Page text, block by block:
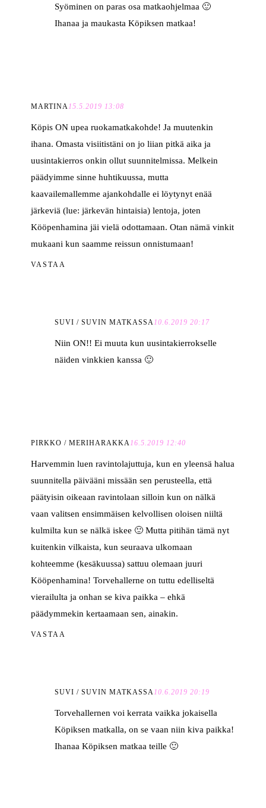
Syöminen on paras osa matkaohjelmaa 🙂
Ihanaa ja maukasta Köpiksen matkaa!
MARTINA15.5.2019 13:08
Köpis ON upea ruokamatkakohde! Ja muutenkin
ihana. Omasta visiitistäni on jo liian pitkä aika ja
uusintakierros onkin ollut suunnitelmissa. Melkein
päädyimme sinne huhtikuussa, mutta
kaavailemallemme ajankohdalle ei löytynyt enää
järkeviä (lue: järkevän hintaisia) lentoja, joten
Kööpenhamina jäi vielä odottamaan. Otan nämä vinkit
mukaani kun saamme reissun onnistumaan!
VASTAA
SUVI / SUVIN MATKASSA10.6.2019 20:17
Niin ON!! Ei muuta kun uusintakierrokselle
näiden vinkkien kanssa 🙂
PIRKKO / MERIHARAKKA16.5.2019 12:40
Harvemmin luen ravintolajuttuja, kun en yleensä halua
suunnitella päivääni missään sen perusteella, että
päätyisin oikeaan ravintolaan silloin kun on nälkä
vaan valitsen ensimmäisen kelvollisen oloisen niiltä
kulmilta kun se nälkä iskee 🙂 Mutta pitihän tämä nyt
kuitenkin vilkaista, kun seuraava ulkomaan
kohteemme (kesäkuussa) sattuu olemaan juuri
Kööpenhamina! Torvehallerne on tuttu edelliseltä
vierailulta ja onhan se kiva paikka – ehkä
päädymmekin kertaamaan sen, ainakin.
VASTAA
SUVI / SUVIN MATKASSA10.6.2019 20:19
Torvehallernen voi kerrata vaikka jokaisella
Köpiksen matkalla, on se vaan niin kiva paikka!
Ihanaa Köpiksen matkaa teille 🙂